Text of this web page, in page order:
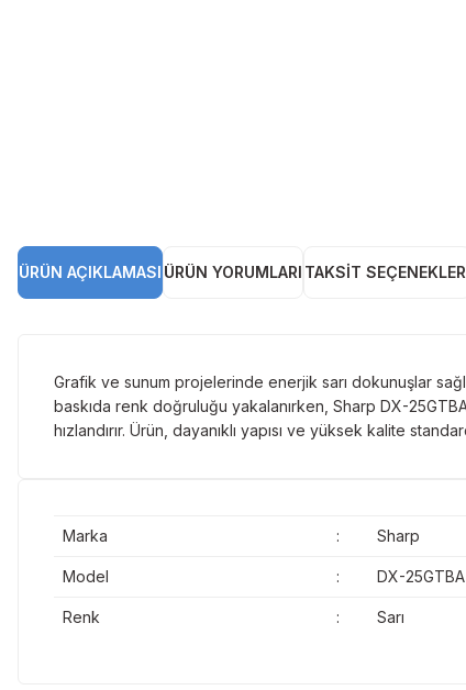
ÜRÜN AÇIKLAMASI ÜRÜN YORUMLARI TAKSIT
Grafik ve sunum projelerinde enerjik sarı dokunuşlar
baskıda renk doğruluğu yakalanırken, Sharp DX-
hızlandırır. Ürün, dayanıklı yapısı ve yüksek kalite
Marka : Sharp
Model : DX-25GTBA
Renk : Sarı